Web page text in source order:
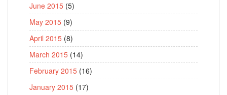
June 2015 (5)
May 2015 (9)
April 2015 (8)
March 2015 (14)
February 2015 (16)
January 2015 (17)